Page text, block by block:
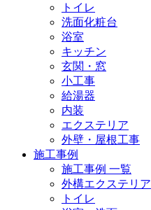
トイレ
洗面化粧台
浴室
キッチン
玄関・窓
小工事
給湯器
内装
エクステリア
外壁・屋根工事
施工事例
施工事例 一覧
外構エクステリア
トイレ